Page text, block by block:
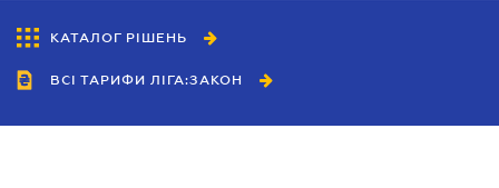
КАТАЛОГ РІШЕНЬ
ВСІ ТАРИФИ ЛІГА:ЗАКОН